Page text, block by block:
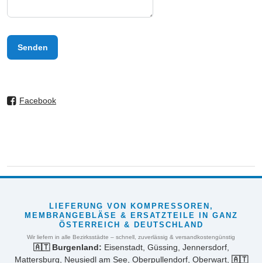
Senden
Facebook
LIEFERUNG VON KOMPRESSOREN,
MEMBRANGEBLÄSE & ERSATZTEILE IN GANZ
ÖSTERREICH & DEUTSCHLAND
Wir liefern in alle Bezirksstädte – schnell, zuverlässig & versandkostengünstig
🇦🇹 Burgenland: Eisenstadt, Güssing, Jennersdorf,
Mattersburg, Neusiedl am See, Oberpullendorf, Oberwart, 🇦🇹